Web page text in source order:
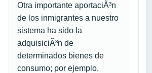
Otra importante aportaciÃ³n
de los inmigrantes a nuestro
sistema ha sido la
adquisiciÃ³n de
determinados bienes de
consumo; por ejemplo,